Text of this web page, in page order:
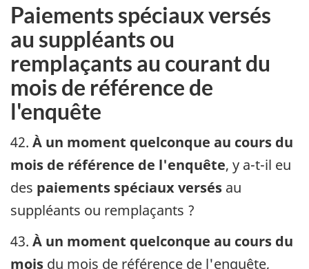
Paiements spéciaux versés
au suppléants ou
remplaçants au courant du
mois de référence de
l'enquête
42. À un moment quelconque au cours du
mois de référence de l'enquête, y a-t-il eu
des paiements spéciaux versés au
suppléants ou remplaçants ?
43. À un moment quelconque au cours du
mois du mois de référence de l'enquête,